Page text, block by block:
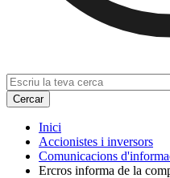
Inici
Accionistes i inversors
Comunicacions
Ercros informa de la